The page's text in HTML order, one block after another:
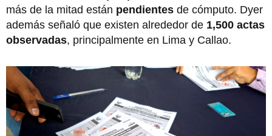
más de la mitad están pendientes de cómputo. Dyer
además señaló que existen alrededor de 1,500 actas
observadas, principalmente en Lima y Callao.